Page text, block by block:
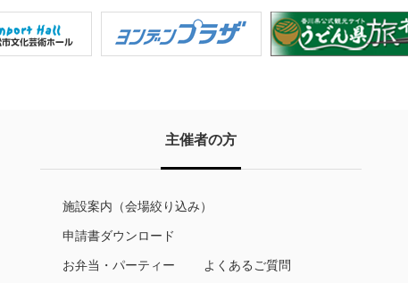
主催者の方
施設案内（会場絞り込み）
申請書ダウンロード
お弁当・パーティー よくあるご質問